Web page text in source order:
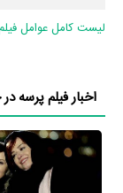
سریال و تئاتر، این
لیست کامل عوامل
اخبار فیلم پرسه